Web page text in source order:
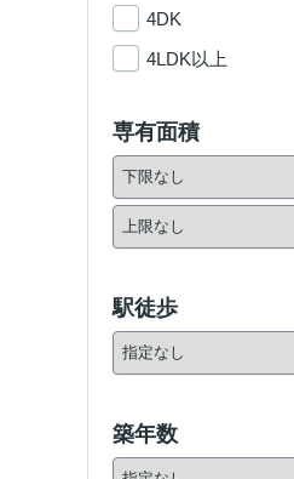
4DK
4LDK以上
専有面積
駅徒歩
築年数